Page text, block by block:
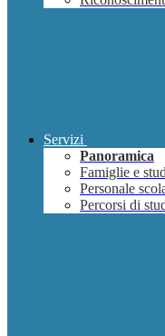
Servizi
Panoramica
Famiglie e
Personale
Percorsi di